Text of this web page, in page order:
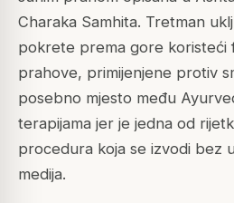
Charaka Samhita. Tretman
pokrete prema gore koristeći
prahove, primijenjene protiv
posebno mjesto među
terapijama jer je jedna od
procedura koja se izvodi bez
medija.